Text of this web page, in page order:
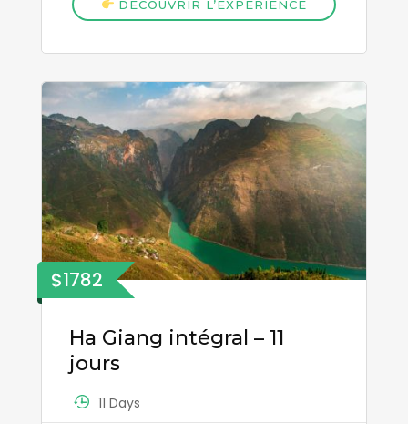
DÉCOUVRIR L’EXPÉRIENCE
$1782
Ha Giang intégral – 11
jours
11 Days